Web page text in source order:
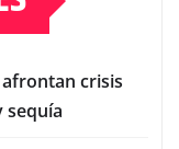
crisis
sequía